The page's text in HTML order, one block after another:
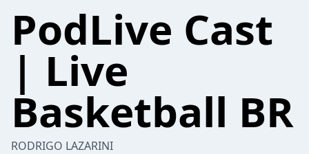
PodLive Cast
| Live
Basketball BR
RODRIGO LAZARINI